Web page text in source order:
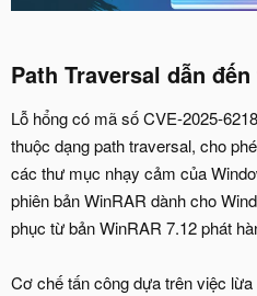
Path Traversal dẫn
Lỗ hổng có mã số CVE-2025-
thuộc dạng path traversal, cho
các thư mục nhạy cảm của
phiên bản WinRAR dành cho
phục từ bản WinRAR 7.12 phát
Cơ chế tấn công dựa trên việc